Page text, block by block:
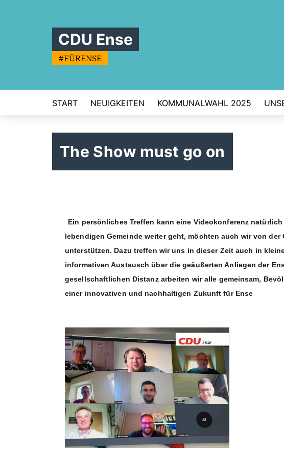
CDU Ense
#FÜRENSE
START NEUIGKEITEN KOMMUNALWAHL 2025
The Show must go on
Ein persönliches Treffen kann eine Videokonferenz
lebendigen Gemeinde weiter geht, möchten auch wir von
unterstützen. Dazu treffen wir uns in dieser Zeit auch in
informativen Austausch über die geäußerten Anliegen der
gesellschaftlichen Distanz arbeiten wir alle gemeinsam,
einer innovativen und nachhaltigen Zukunft für Ense